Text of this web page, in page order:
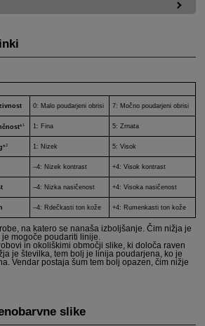
0: Malo poudarjeni obrisi 7: Močno poudarjeni obrisi
*1 1: Fina 5: Zrnata
*2 1: Nizek 5: Visok
–4: Nizek kontrast +4: Visok kontrast
–4: Nizka nasičenost +4: Visoka nasičenost
–4: Rdečkasti ton kože +4: Rumenkasti ton kože
na katero se nanaša izboljšanje. Čim nižja je
mogoče poudariti linije.
in okoliškimi območji slike, ki določa raven
je številka, tem bolj je linija poudarjena, ko je
Vendar postaja šum tem bolj opazen, čim nižje
slike